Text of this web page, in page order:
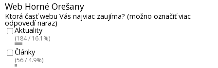
Web Horné Orešany
Ktorá časť webu Vás najviac zaujíma? (možno označiť viac
odpovedí naraz)
Aktuality
(184 / 16.1%)
Články
(56 / 4.9%)